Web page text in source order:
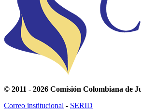
© 2011 - 2026 Comisión Colombiana de
Correo institucional - SERID